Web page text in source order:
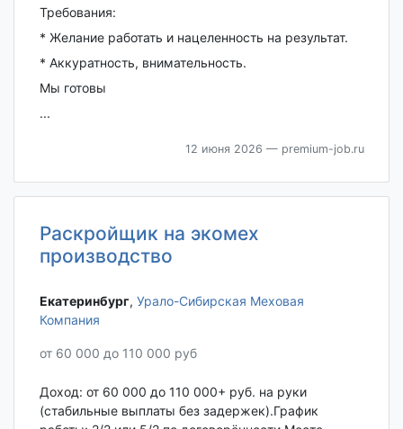
Требования:
* Желание работать и нацеленность на результат.
* Аккуратность, внимательность.
Мы готовы
...
12 июня 2026 — premium-job.ru
Раскройщик на экомех
производство
Екатеринбург‎, Урало-Сибирская Меховая
Компания
от 60 000 до 110 000 руб
Доход: от 60 000 до 110 000+ руб. на руки
(стабильные выплаты без задержек).График